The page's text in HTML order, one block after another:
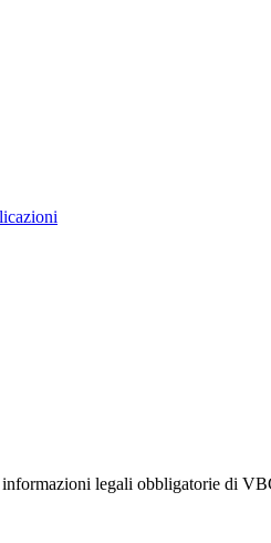
legali obbligatorie di